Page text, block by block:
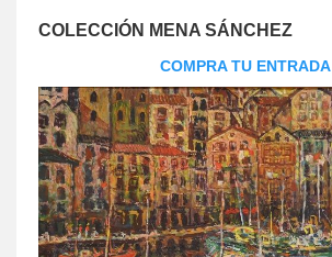
COLECCIÓN MENA SÁNCHEZ
COMPRA TU ENTRADA